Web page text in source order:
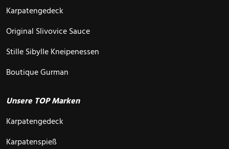
Karpatengedeck
Original Slivovice Sauce
Stille Sibylle Kneipenessen
Boutique Gurman
Unsere TOP Marken
Karpatengedeck
Karpatenspieß